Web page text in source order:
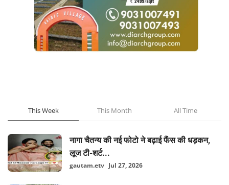
This Week This Month All Time
नागा चैतन्य की नई फोटो ने बढ़ाई फैंस की धड़कन,
लूज टी-शर्ट...
gautam.etv Jul 27, 2026